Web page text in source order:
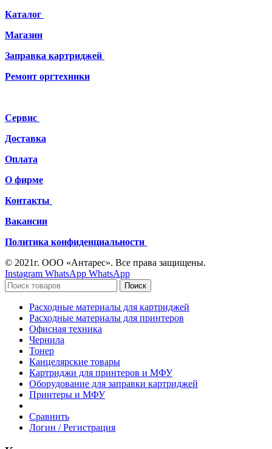
Каталог
Магазин
Заправка картриджей
Ремонт оргтехники
Сервис
Доставка
Оплата
О фирме
Контакты
Вакансии
Политика конфиденциальности
© 2021г. ООО «Антарес». Все права защищены.
Instagram WhatsApp WhatsApp
Поиск
Расходные материалы для картриджей
Расходные материалы для принтеров
Офисная техника
Чернила
Тонер
Канцелярские товары
Картриджи для принтеров и МФУ
Оборудование для заправки картриджей
Принтеры и МФУ
Сравнить
Логин / Регистрация